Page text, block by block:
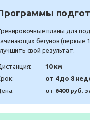
планы для
бегунов (первые
свой результат.
10 км
от 4 до 8
от 6400 руб.